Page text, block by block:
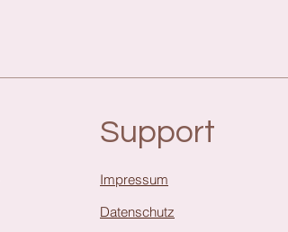
Support
Impressum
Datenschutz